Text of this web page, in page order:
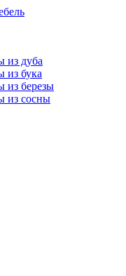
из дуба
из бука
из березы
из сосны